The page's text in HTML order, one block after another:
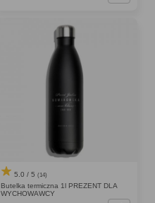
5.0 / 5 (14)
Butelka termiczna 1l PREZENT DLA
WYCHOWAWCY